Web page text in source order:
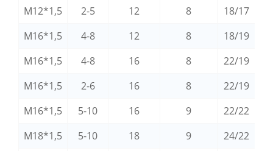
M12*1,5
2-5 12 8
18/17
M16*1,5
4-8 12 8
18/19
M16*1,5
4-8 16 8
22/19
M16*1,5
2-6 16 8
22/19
M16*1,5
5-10 16 9
22/22
M18*1,5
5-10 18 9
24/22